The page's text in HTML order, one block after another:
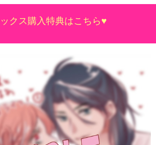
クス購入特典はこちら♥